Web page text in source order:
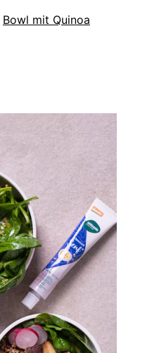
Bowl mit Quinoa